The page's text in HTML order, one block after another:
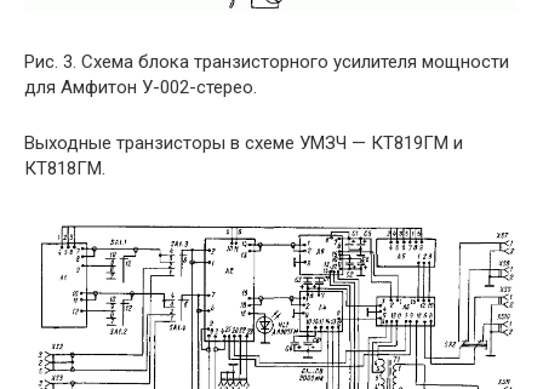
Рис. 3. Схема блока транзисторного усилителя мощности
для Амфитон У-002-стерео.
Выходные транзисторы в схеме УМЗЧ — КТ819ГМ и
КТ818ГМ.